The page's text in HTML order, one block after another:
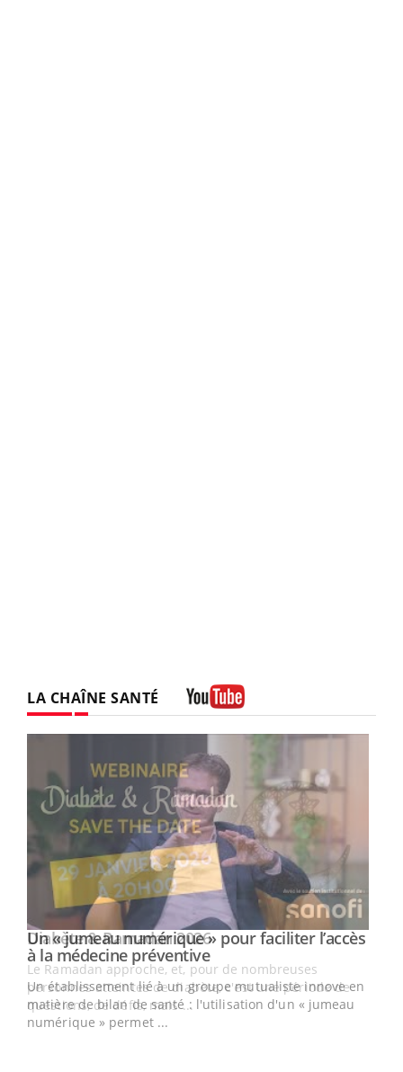
LA CHAÎNE SANTÉ
Youtube
Un « jumeau numérique » pour faciliter l’accès
à la médecine préventiveYoutube
Un établissement lié à un groupe mutualiste innove en
matière de bilan de santé : l'utilisation d'un « jumeau
numérique » permet ...